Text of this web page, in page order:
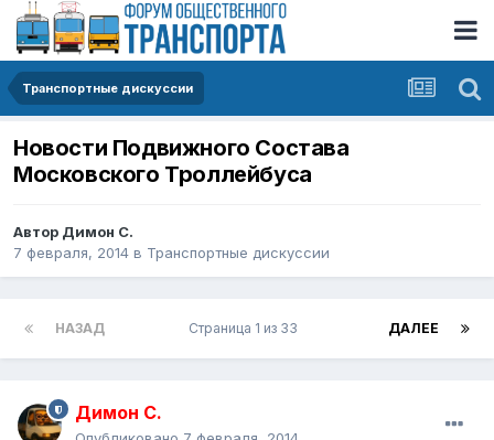
Транспортные дискуссии
Новости Подвижного Состава
Московского Троллейбуса
Автор Димон С.
7 февраля, 2014 в Транспортные дискуссии
НАЗАД ДАЛЕЕ
Страница 1 из 33
Димон С.